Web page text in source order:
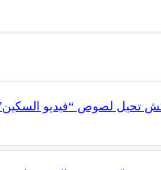
تحيل لصوص “فيديو